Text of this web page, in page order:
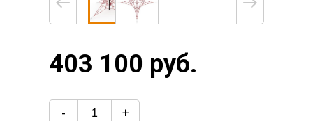
403 100 руб.
- +